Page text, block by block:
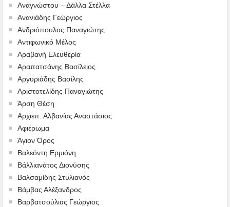
Αναγνώστου – Δάλλα Στέλλα
Ανανιάδης Γεώργιος
Ανδριόπουλος Παναγιώτης
Αντιφωνικό Μέλος
Αραβανή Ελευθερία
Αραπατσάνης Βασίλειος
Αργυριάδης Βασίλης
Αριστοτελίδης Παναγιώτης
Άρση Θέση
Αρχιεπ. Αλβανίας Αναστάσιος
Αφιέρωμα
Άγιον Όρος
Βαλεόντη Ερμιόνη
Βάλλιανάτος Διονύσης
Βαλσαμίδης Στυλιανός
Βάμβας Αλέξανδρος
Βαρβατσούλιας Γεώργιος